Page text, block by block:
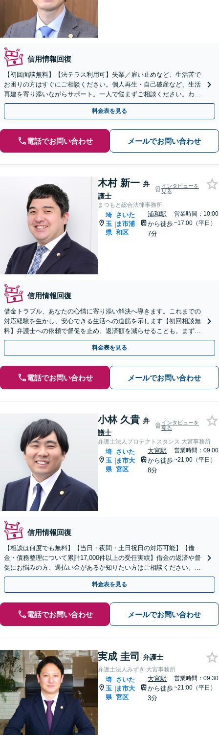
信用情報回復
【初回面談無料】【法テラス利用可】失業／雇い止めなど、生活苦で
お困りの方はすぐにご相談ください。個人再生・自己破産など、生活
再建を寄り添いながらサポート。一人で悩まずご相談ください。わか
りやすい説明を心がけます【せんげん台駅から徒歩5分】
料金表を見る
電話でお問い合わせ メールでお問い合わせ
木村 新一 弁
護士
インタビューを
見る
まつもと総合法律事務所
埼
玉
県
|
さいた
ま市浦
和区
浦和駅
から徒歩
7分
営業時間：10:00
~17:00（平日）
信用情報回復
借金トラブル、あなたの心情に寄り添い解決へ導きます。これまでの
対応経験を生かし、安心できる生活への道筋を示します【初回相談無
料】弁護士への依頼で督促を止め、返済額を減らせることも。まずは
ご相談ください【分割払い可】
料金表を見る
電話でお問い合わせ メールでお問い合わせ
小林 久貴 弁
護士
インタビューを
見る
弁護士法人プロテクトスタンス 大宮事務所
埼
玉
県
|
さいた
ま市大
宮区
大宮駅
から徒歩
8分
営業時間：09:00
~21:00（平日）
信用情報回復
【相談は何度でも無料】【当日・夜間・土日祝日の対応可能】【借
金・債務整理について累計17,000件以上の受任実績】借金の返済や督
促にお悩みの方、過払い金があるか知りたい方はご相談ください。ベ
ストな解決策を提案いたします。
料金表を見る
電話でお問い合わせ メールでお問い合わせ
実成 圭司 弁護士
弁護士法人みずき 大宮事務所
埼
玉
県
|
さいた
ま市大
宮区
大宮駅
から徒歩
3分
営業時間：09:30
~21:00（平日）